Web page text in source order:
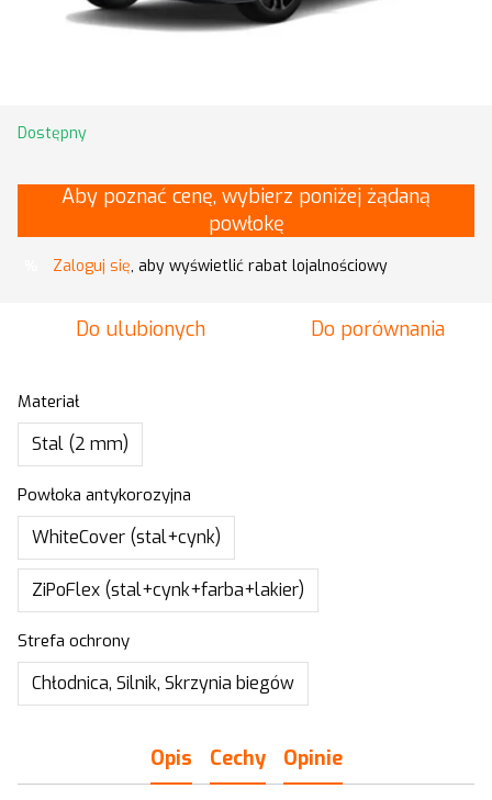
Dostępny
Aby poznać cenę, wybierz poniżej żądaną
powłokę
Zaloguj się, aby wyświetlić rabat lojalnościowy
Do ulubionych Do porównania
Materiał
Stal (2 mm)
Powłoka antykorozyjna
WhiteCover (stal+cynk)
ZiPoFlex (stal+cynk+farba+lakier)
Strefa ochrony
Chłodnica, Silnik, Skrzynia biegów
Opis Cechy Opinie